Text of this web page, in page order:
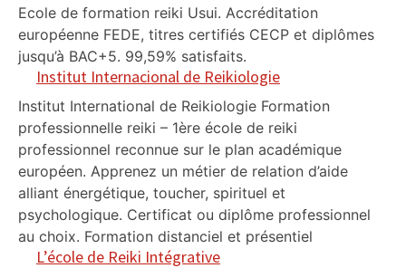
Ecole de formation reiki Usui. Accréditation
européenne FEDE, titres certifiés CECP et diplômes
jusqu’à BAC+5. 99,59% satisfaits.
Institut Internacional de Reikiologie
Institut International de Reikiologie Formation
professionnelle reiki – 1ère école de reiki
professionnel reconnue sur le plan académique
européen. Apprenez un métier de relation d’aide
alliant énergétique, toucher, spirituel et
psychologique. Certificat ou diplôme professionnel
au choix. Formation distanciel et présentiel
L’école de Reiki Intégrative